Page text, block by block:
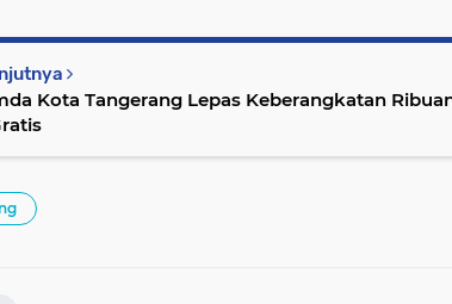
Kota Tangerang Lepas Keberangkatan